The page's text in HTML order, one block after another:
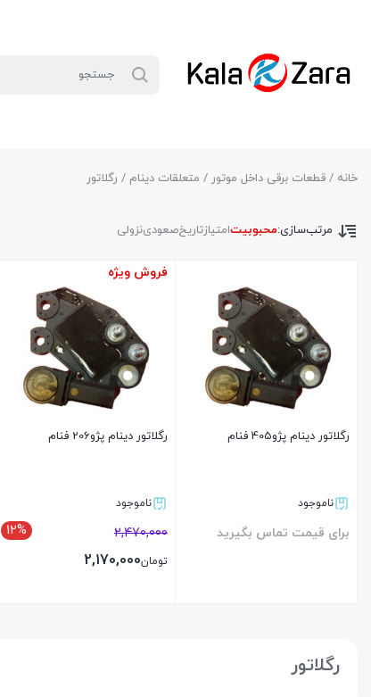
خانه / قطعات برقی داخل موتور / متعلقات دینام / رگلاتور
مرتب‌سازی:محبوبیتامتیازتاریخصعودینزولی
رگلاتور دینام پژو405 فنام
ناموجود
برای قیمت تماس بگیرید
فروش ویژه
رگلاتور دینام پژو206 فنام
ناموجود
12% 2,470,000
تومان2,170,000
رگلاتور